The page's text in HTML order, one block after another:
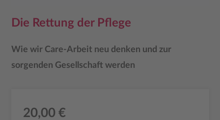
Die Rettung der Pflege
Wie wir Care-Arbeit neu denken und zur
sorgenden Gesellschaft werden
20,00 €